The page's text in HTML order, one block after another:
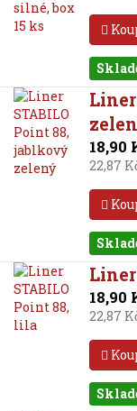
18,90
22,87
18,90
22,87